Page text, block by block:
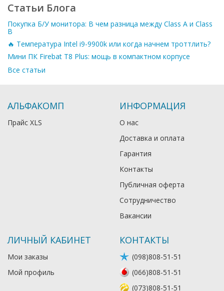
Статьи Блога
Покупка Б/У монитора: В чем разница между Class A и Class
B
🔥 Температура Intel i9-9900k или когда начнем троттлить?
Мини ПК Firebat T8 Plus: мощь в компактном корпусе
Все статьи
АЛЬФАКОМП
Прайс XLS
ИНФОРМАЦИЯ
О нас
Доставка и оплата
Гарантия
Контакты
Публичная оферта
Сотрудничество
Вакансии
ЛИЧНЫЙ КАБИНЕТ
Мои заказы
Мой профиль
КОНТАКТЫ
(098)808-51-51
(066)808-51-51
(073)808-51-51